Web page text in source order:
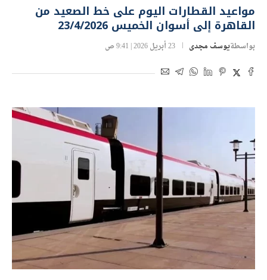
مواعيد القطارات اليوم على خط الصعيد من
القاهرة إلى أسوان الخميس 23/4/2026
بواسطةيوسف مجدى 23 أبريل 2026 | 9:41 ص